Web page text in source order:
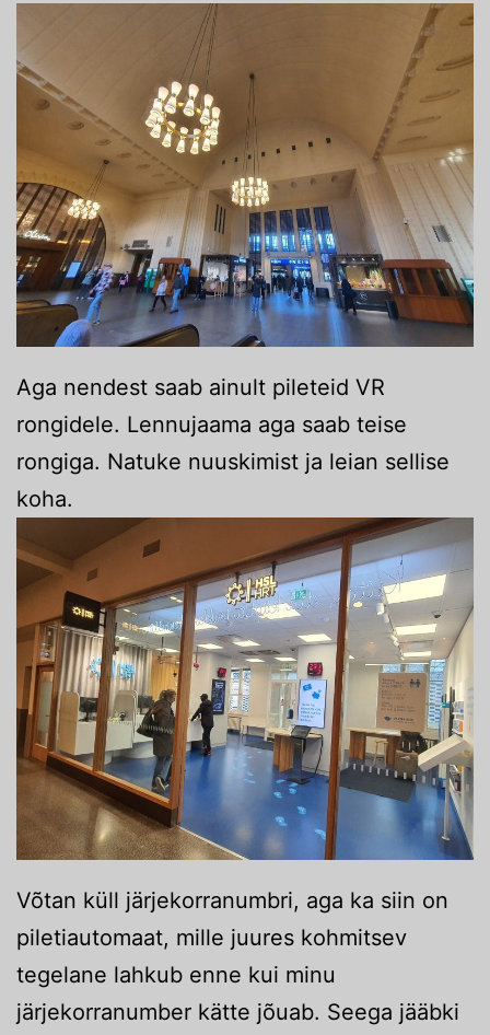
Aga nendest saab ainult pileteid VR
rongidele. Lennujaama aga saab teise
rongiga. Natuke nuuskimist ja leian sellise
koha.
Võtan küll järjekorranumbri, aga ka siin on
piletiautomaat, mille juures kohmitsev
tegelane lahkub enne kui minu
järjekorranumber kätte jõuab. Seega jääbki